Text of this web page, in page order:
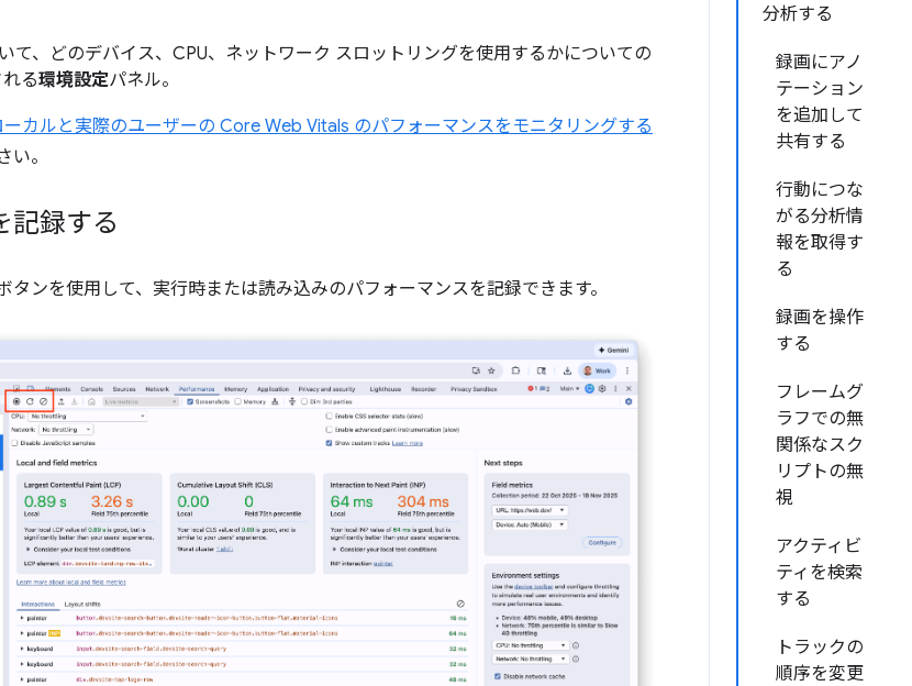
分析する
録画にアノ
テーション
を追加して
共有する
行動につな
がる分析情
報を取得す
る
録画を操作
する
フレームグ
ラフでの無
関係なスク
リプトの無
視
アクティビ
ティを検索
する
トラックの
順序を変更
て、どのデバイス、CPU、ネットワーク スロットリングを使用するかについての
る環境設定パネル。
カルと実際のユーザーの Core Web Vitals のパフォーマンスをモニタリングする
。
記録する
タンを使用して、実行時または読み込みのパフォーマンスを記録できます。